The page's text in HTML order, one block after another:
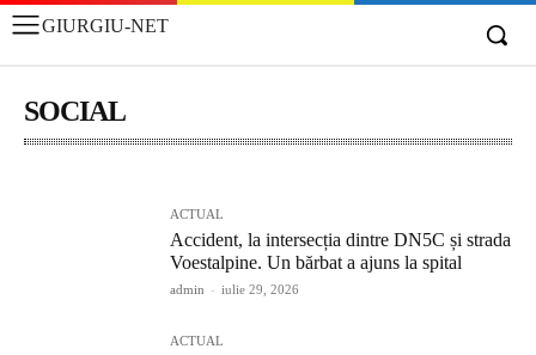
GIURGIU-NET
SOCIAL
ACTUAL
Accident, la intersecția dintre DN5C și strada
Voestalpine. Un bărbat a ajuns la spital
admin - iulie 29, 2026
ACTUAL